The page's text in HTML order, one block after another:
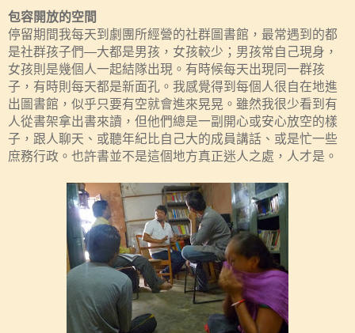
包容開放的空間
停留期間我每天到劇團所經營的社群圖書館，最常遇到的都
是社群孩子們—大都是男孩，女孩較少；男孩常自己現身，
女孩則是幾個人一起結隊出現。有時候每天出現同一群孩
子，有時則每天都是新面孔。我感覺得到每個人很自在地進
出圖書館，似乎只要有空就會進來晃晃。雖然我很少看到有
人從書架拿出書來讀，但他們總是一副開心或安心放空的樣
子，跟人聊天、或聽年紀比自己大的成員講話、或是忙一些
庶務行政。也許書並不是這個地方真正迷人之處，人才是。